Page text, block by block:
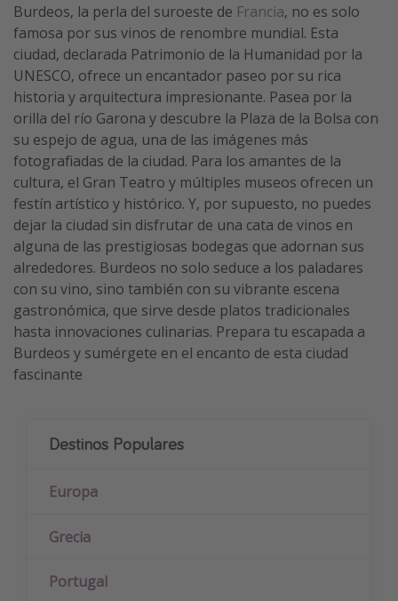
Hoteles más hot de España
Guía de equipaje de mano
Parques de atracciones
Viaja con musicales
El Rey León el musical
Harry Potter en Londres y otros destinos
Eventos deportivos
Burdeos, la perla del suroeste de Francia, no es solo
famosa por sus vinos de renombre mundial. Esta
ciudad, declarada Patrimonio de la Humanidad por la
UNESCO, ofrece un encantador paseo por su rica
historia y arquitectura impresionante. Pasea por la
orilla del río Garona y descubre la Plaza de la Bolsa con
su espejo de agua, una de las imágenes más
fotografiadas de la ciudad. Para los amantes de la
cultura, el Gran Teatro y múltiples museos ofrecen un
festín artístico y histórico. Y, por supuesto, no puedes
dejar la ciudad sin disfrutar de una cata de vinos en
alguna de las prestigiosas bodegas que adornan sus
alrededores. Burdeos no solo seduce a los paladares
con su vino, sino también con su vibrante escena
gastronómica, que sirve desde platos tradicionales
hasta innovaciones culinarias. Prepara tu escapada a
Burdeos y sumérgete en el encanto de esta ciudad
fascinante
Destinos Populares
Europa
Grecia
Portugal